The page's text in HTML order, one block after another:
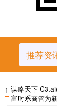
推荐资
1 谋略天下
富时系高管为